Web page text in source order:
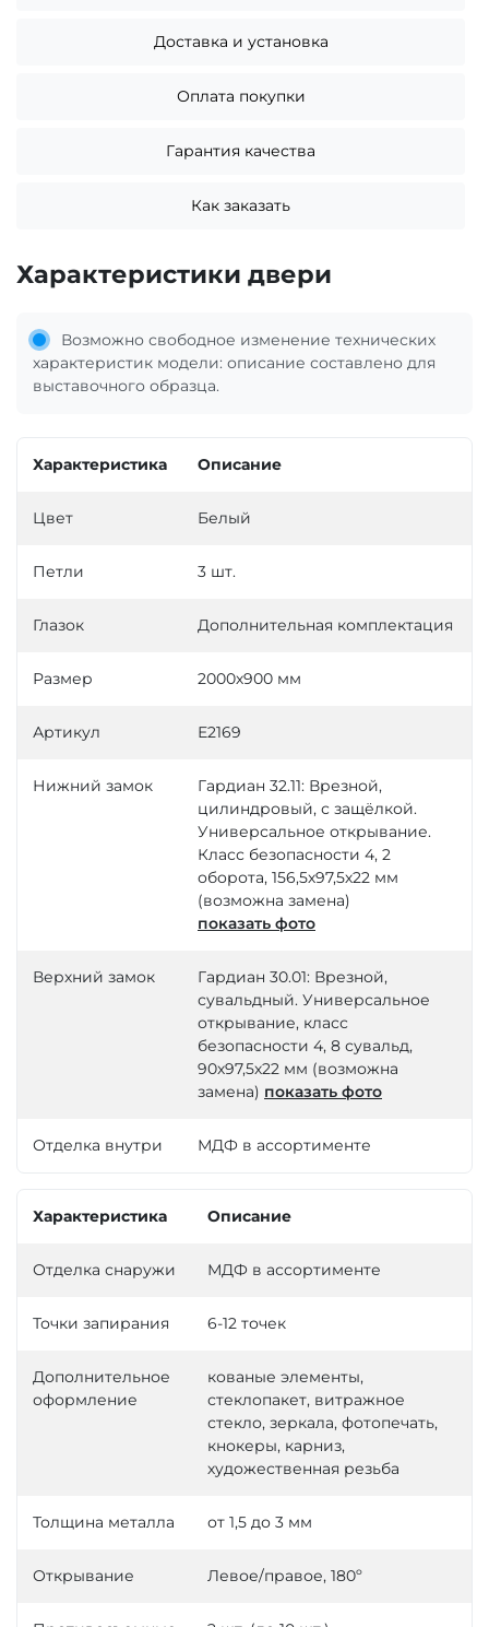
Доставка и установка
Оплата покупки
Гарантия качества
Как заказать
Характеристики двери
Возможно свободное изменение технических
характеристик модели: описание составлено для
выставочного образца.
Характеристика Описание
Цвет Белый
Петли 3 шт.
Глазок Дополнительная комплектация
Размер 2000х900 мм
Артикул Е2169
Нижний замок
Гардиан 32.11: Врезной,
цилиндровый, с защёлкой.
Универсальное открывание.
Класс безопасности 4, 2
оборота, 156,5х97,5х22 мм
(возможна замена)
показать фото
Верхний замок
Гардиан 30.01: Врезной,
сувальдный. Универсальное
открывание, класс
безопасности 4, 8 сувальд,
90х97,5х22 мм (возможна
замена) показать фото
Отделка внутри МДФ в ассортименте
Характеристика Описание
Отделка снаружи МДФ в ассортименте
Точки запирания 6-12 точек
Дополнительное
оформление
кованые элементы,
стеклопакет, витражное
стекло, зеркала, фотопечать,
кнокеры, карниз,
художественная резьба
Толщина металла от 1,5 до 3 мм
Открывание Левое/правое, 180º